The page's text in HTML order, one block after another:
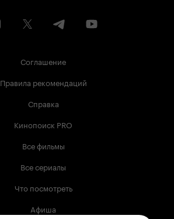
Соглашение
Правила рекомендаций
Справка
Кинопоиск PRO
Все фильмы
Все сериалы
Что посмотреть
Афиша